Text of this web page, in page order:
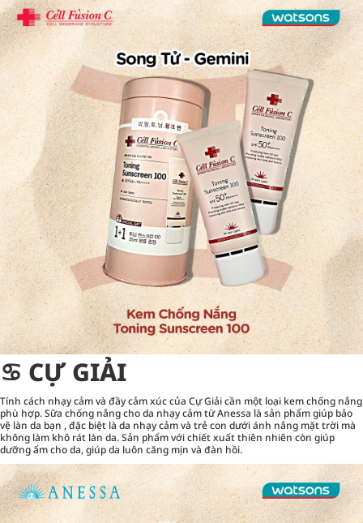
♋︎ CỰ GIẢI
Tính cách nhạy cảm và đầy cảm xúc của Cự Giải cần một loại kem chống nắng
phù hợp. Sữa chống nắng cho da nhạy cảm từ Anessa là sản phẩm giúp bảo
vệ làn da bạn , đặc biệt là da nhạy cảm và trẻ con dưới ánh nắng mặt trời mà
không làm khô rát làn da. Sản phẩm với chiết xuất thiên nhiên còn giúp
dưỡng ẩm cho da, giúp da luôn căng mịn và đàn hồi.